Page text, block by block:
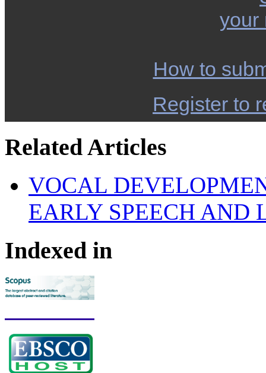
your
How to
Register to
Related Articles
VOCAL
EARLY SPEECH AND
Indexed in